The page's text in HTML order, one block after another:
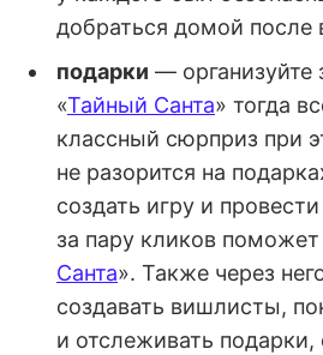
добраться домой после
подарки — организуйте
«Тайный Санта» тогда
классный сюрприз при
не разорится на
создать игру и
за пару кликов поможет
Санта». Также через
создавать вишлисты,
и отслеживать